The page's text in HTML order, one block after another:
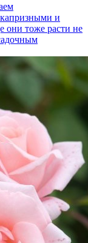
и
они тоже расти не